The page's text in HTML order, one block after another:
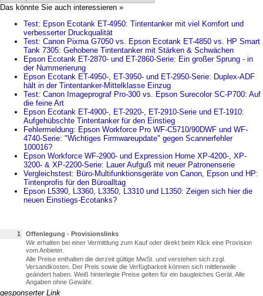
Das könnte Sie auch interessieren »
Test: Epson Ecotank ET-4950: Tintentanker mit viel Komfort und
verbesserter Druckqualität
Test: Canon Pixma G7050 vs. Epson Ecotank ET-4850 vs. HP Smart
Tank 7305: Gehobene Tintentanker mit Stärken & Schwächen
Epson Ecotank ET-2870- und ET-2860-Serie: Ein großer Sprung - in
der Nummerierung
Epson Ecotank ET-4950-, ET-3950- und ET-2950-Serie: Duplex-ADF
hält in der Tintentanker-Mittelklasse Einzug
Test: Canon Imageprograf Pro-300 vs. Epson Surecolor SC-P700: Auf
die feine Art
Epson Ecotank ET-4900-, ET-2920-, ET-2910-Serie und ET-1910:
Aufgehübschte Tintentanker für den Einstieg
Fehlermeldung: Epson Workforce Pro WF-C5710/90DWF und WF-
4740-Serie: "Wichtiges Firmwareupdate" gegen Scannerfehler
100016?
Epson Workforce WF-2900- und Expression Home XP-4200-, XP-
3200- & XP-2200-Serie: Lauer Aufguß mit neuer Patronenserie
Vergleichstest: Büro-Multifunktionsgeräte von Canon, Epson und HP:
Tintenprofis für den Büroalltag
Epson L5390, L3360, L3350, L3310 und L1350: Zeigen sich hier die
neuen Einstiegs-Ecotanks?
1
Offenlegung - Provisionslinks
Wir erhalten bei einer Vermittlung zum Kauf oder direkt beim Klick eine Provision
vom Anbieter.
Alle Preise enthalten die derzeit gültige MwSt. und verstehen sich zzgl.
Versandkosten. Der Preis sowie die Verfügbarkeit können sich mittlerweile
geändert haben. Weiß hinterlegte Preise gelten für ein baugleiches Gerät. Alle
Angaben ohne Gewähr.
gesponserter Link